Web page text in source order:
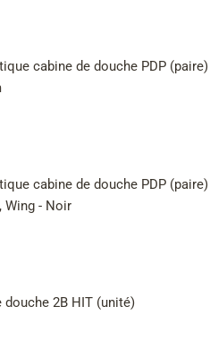
cabine de douche PDP (paire)
cabine de douche PDP (paire)
Wing - Noir
douche 2B HIT (unité)